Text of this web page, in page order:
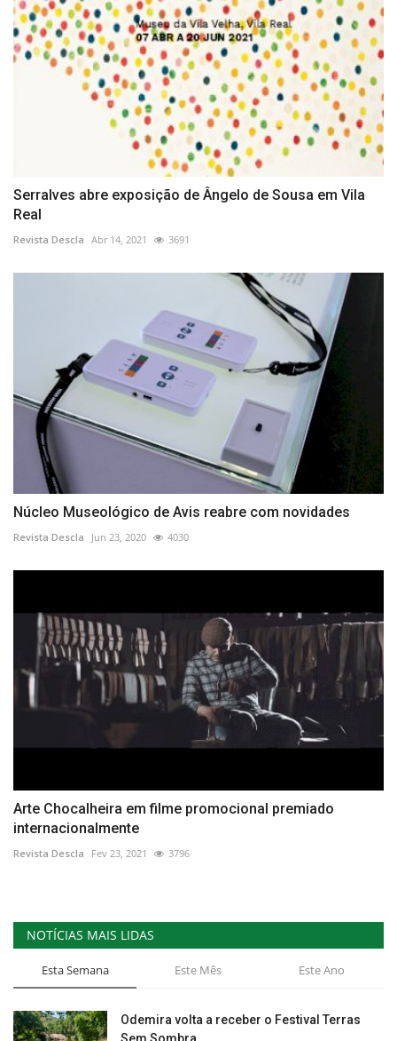
Serralves abre exposição de Ângelo de Sousa em Vila
Real
Revista Descla Abr 14, 2021 3691
Núcleo Museológico de Avis reabre com novidades
Revista Descla Jun 23, 2020 4030
Arte Chocalheira em filme promocional premiado
internacionalmente
Revista Descla Fev 23, 2021 3796
NOTÍCIAS MAIS LIDAS
Esta Semana Este Mês Este Ano
Odemira volta a receber o Festival Terras